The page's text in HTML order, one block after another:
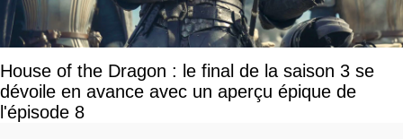
House of the Dragon : le final de la saison 3 se
dévoile en avance avec un aperçu épique de
l'épisode 8